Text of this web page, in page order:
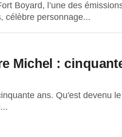
Boyard, l’une des
célèbre personnage...
Michel :
ans. Qu'est devenu